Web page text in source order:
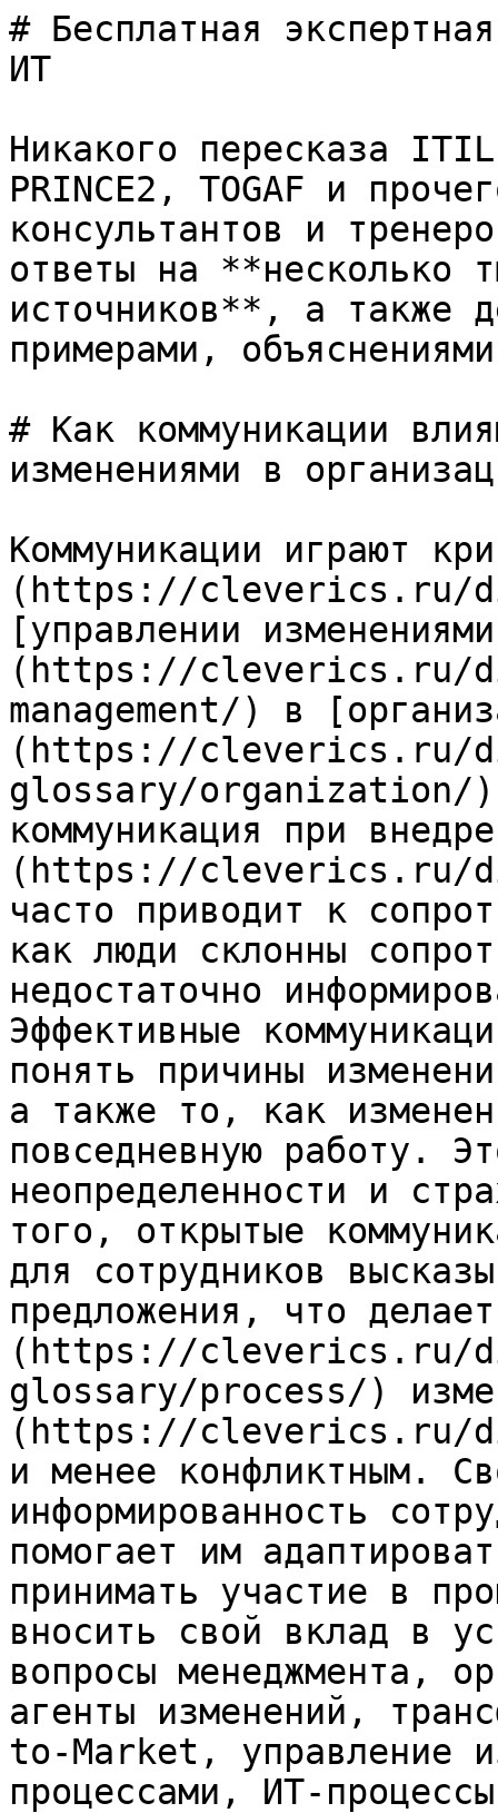
# Бесплатная
ИТ
Никакого пересказа
PRINCE2, TOGAF и
консультантов и
ответы на **несколько
источников**, а также
примерами,
# Как коммуникации
изменениями в
Коммуникации играют
(https://cleverics.ru/
[управлении
(https://cleverics.ru/
management/) в
(https://cleverics.ru/
glossary/organization/).
коммуникация при
(https://cleverics.ru/
часто приводит к
как люди склонны
недостаточно
Эффективные
понять причины
а также то, как
повседневную работу.
неопределенности и
того, открытые
для сотрудников
предложения, что
(https://cleverics.ru/
glossary/process/)
(https://cleverics.ru/
и менее конфликтным.
информированность
помогает им
принимать участие в
вносить свой вклад в
вопросы менеджмента,
агенты изменений,
to-Market, управление
процессами, ИТ-